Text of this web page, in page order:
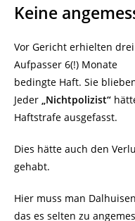
Keine
Vor Gericht erhielten
Aufpasser 6(!) Monate
bedingte Haft. Sie
Jeder „Nichtpolizist“
Haftstrafe ausgefasst.
Dies hätte auch den
gehabt.
Hier muss man
das es selten zu